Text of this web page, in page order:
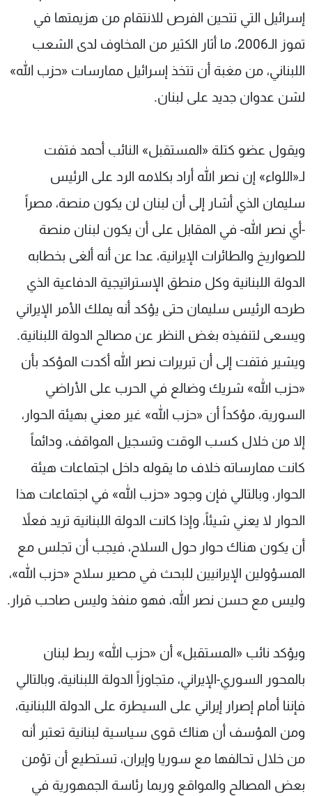
إسرائيل التي تتحين الفرص للانتقام من هزيمتها في
تموز الـ2006، ما أثار الكثير من المخاوف لدى الشعب
اللبناني، من مغبة أن تتخذ إسرائيل ممارسات «حزب الله»
لشن عدوان جديد على لبنان.
ويقول عضو كتلة «المستقبل» النائب أحمد فتفت
لـ«اللواء» إن نصر الله أراد بكلامه الرد على الرئيس
سليمان الذي أشار إلى أن لبنان لن يكون منصة، مصراً
-أي نصر الله- في المقابل على أن يكون لبنان منصة
للصواريخ والطائرات الإيرانية، عدا عن أنه ألغى بخطابه
الدولة اللبنانية وكل منطق الإستراتيجية الدفاعية الذي
طرحه الرئيس سليمان حتى يؤكد أنه يملك الأمر الإيراني
ويسعى لتنفيذه بغض النظر عن مصالح الدولة اللبنانية.
ويشير فتفت إلى أن تبريرات نصر الله أكدت المؤكد بأن
«حزب الله» شريك وضالع في الحرب على الأراضي
السورية، مؤكداً أن «حزب الله» غير معني بهيئة الحوار،
إلا من خلال كسب الوقت وتسجيل المواقف، ودائماً
كانت ممارساته خلاف ما يقوله داخل اجتماعات هيئة
الحوار، وبالتالي فإن وجود «حزب الله» في اجتماعات هذا
الحوار لا يعني شيئاً، وإذا كانت الدولة اللبنانية تريد فعلاً
أن يكون هناك حوار حول السلاح، فيجب أن تجلس مع
المسؤولين الإيرانيين للبحث في مصير سلاح «حزب الله»،
وليس مع حسن نصر الله، فهو منفذ وليس صاحب قرار.
ويؤكد نائب «المستقبل» أن «حزب الله» ربط لبنان
بالمحور السوري-الإيراني، متجاوزاً الدولة اللبنانية، وبالتالي
فإننا أمام إصرار إيراني على السيطرة على الدولة اللبنانية،
ومن المؤسف أن هناك قوى سياسية لبنانية تعتبر أنه
من خلال تحالفها مع سوريا وإيران، تستطيع أن تؤمن
بعض المصالح والمواقع وربما رئاسة الجمهورية في